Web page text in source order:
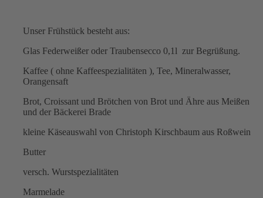
Unser Frühstück besteht aus:
Glas Federweißer oder Traubensecco 0,1l zur Begrüßung.
Kaffee ( ohne Kaffeespezialitäten ), Tee, Mineralwasser,
Orangensaft
Brot, Croissant und Brötchen von Brot und Ähre aus Meißen
und der Bäckerei Brade
kleine Käseauswahl von Christoph Kirschbaum aus Roßwein
Butter
versch. Wurstspezialitäten
Marmelade